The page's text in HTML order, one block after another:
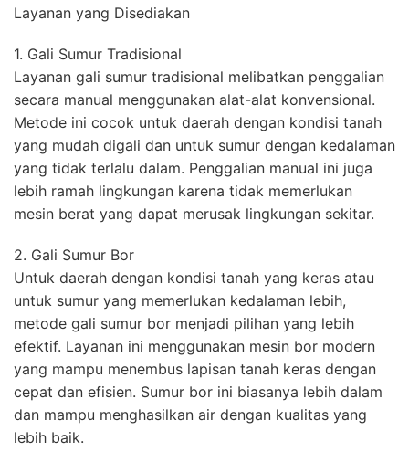
Layanan yang Disediakan
1. Gali Sumur Tradisional
Layanan gali sumur tradisional melibatkan penggalian
secara manual menggunakan alat-alat konvensional.
Metode ini cocok untuk daerah dengan kondisi tanah
yang mudah digali dan untuk sumur dengan kedalaman
yang tidak terlalu dalam. Penggalian manual ini juga
lebih ramah lingkungan karena tidak memerlukan
mesin berat yang dapat merusak lingkungan sekitar.
2. Gali Sumur Bor
Untuk daerah dengan kondisi tanah yang keras atau
untuk sumur yang memerlukan kedalaman lebih,
metode gali sumur bor menjadi pilihan yang lebih
efektif. Layanan ini menggunakan mesin bor modern
yang mampu menembus lapisan tanah keras dengan
cepat dan efisien. Sumur bor ini biasanya lebih dalam
dan mampu menghasilkan air dengan kualitas yang
lebih baik.